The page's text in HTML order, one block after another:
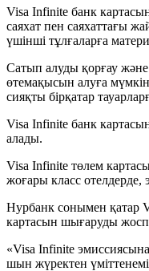
Visa Infinite банк
саяхат пен саяхаттағы
үшінші тұлғаларға
Сатып алуды қорғау және
өтемақысын алуға
сияқты бірқатар
Visa Infinite банк
алады.
Visa Infinite төлем
жоғары класс отелдерде,
Нурбанк сонымен қатар
картасын шығаруды
«Visa Infinite
шын жүректен